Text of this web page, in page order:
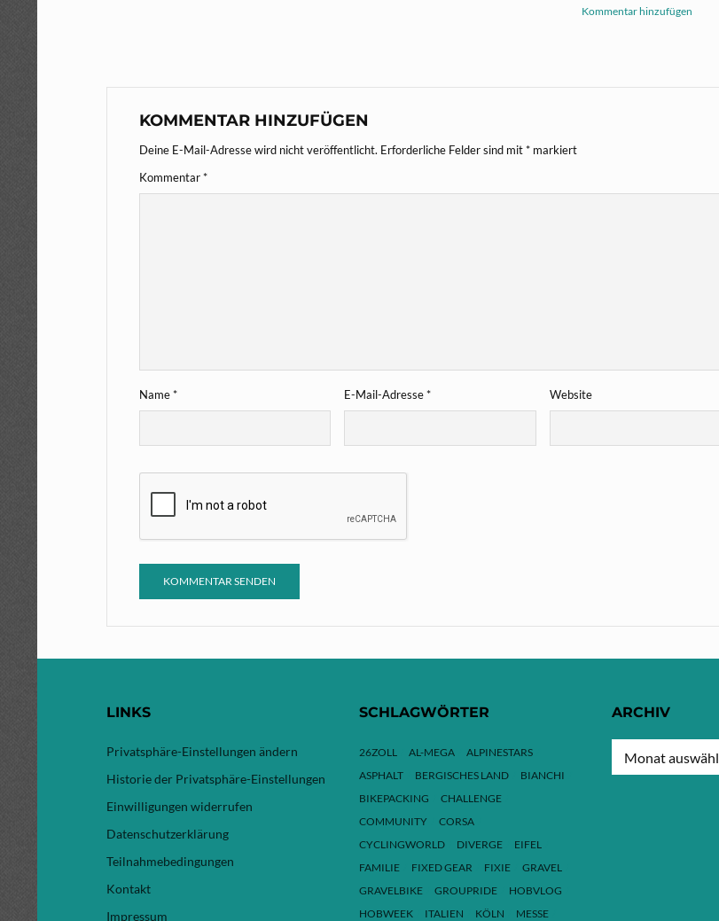
Kommentar hinzufügen
KOMMENTAR HINZUFÜGEN
Deine E-Mail-Adresse wird nicht veröffentlicht. Erforderliche Felder sind mit* markiert
Kommentar*
Name* E-Mail-Adresse* Website
LINKS
Privatsphäre-Einstellungen ändern
Historie der Privatsphäre-Einstellungen
Einwilligungen widerrufen
Datenschutzerklärung
Teilnahmebedingungen
Kontakt
Impressum
SCHLAGWÖRTER
26ZOLL AL-MEGA
ALPINESTARS
ASPHALT
BERGISCHES LAND
BIANCHI
BIKEPACKING
CHALLENGE
COMMUNITY
CORSA
CYCLINGWORLD
DIVERGE
EIFEL
FAMILIE
FIXED GEAR FIXIE
GRAVEL
GRAVELBIKE
GROUPRIDE
HOBVLOG
HOBWEEK
ITALIEN KÖLN MESSE
ARCHIV
ARCHIV